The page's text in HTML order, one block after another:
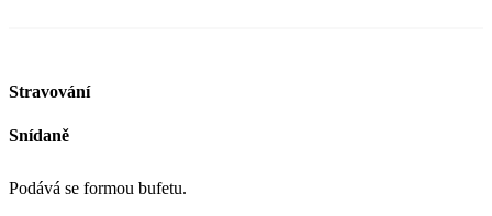
Stravování
Snídaně
Podává se formou bufetu.